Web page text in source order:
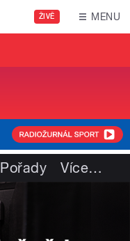
ŽIVĚ MENU
Pořady Více…